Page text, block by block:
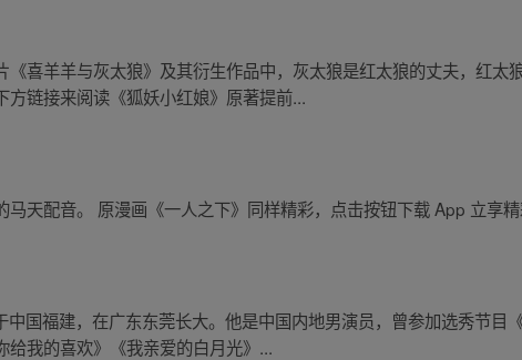
喜羊羊与灰太狼》及其衍生作品中，灰太狼是红太狼的丈夫，红太
链接来阅读《狐妖小红娘》原著提前...
天配音。 原漫画《一人之下》同样精彩，点击按钮下载 App 立享精
国福建，在广东东莞长大。他是中国内地男演员，曾参加选秀节目
我的喜欢》《我亲爱的白月光》...